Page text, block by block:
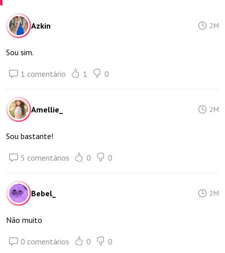
Azkin 2M
Sou sim.
1 comentário 1 0
Amellie_ 2M
Sou bastante!
5 comentários 0 0
Bebel_ 2M
Não muito
0 comentários 0 0